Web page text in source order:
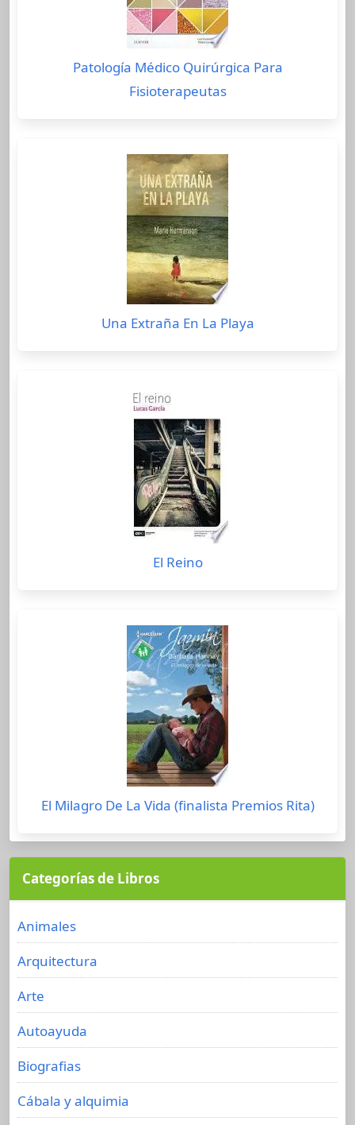
Patología Médico Quirúrgica Para
Fisioterapeutas
Una Extraña En La Playa
El Reino
El Milagro De La Vida (finalista Premios Rita)
Categorías de Libros
Animales
Arquitectura
Arte
Autoayuda
Biografias
Cábala y alquimia